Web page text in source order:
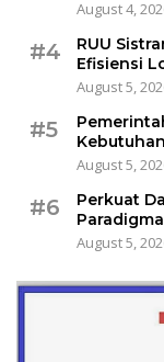
August 4,
#4
RUU
Efisiensi
August 5,
#5
August 5,
#6
Perkuat
August 5,